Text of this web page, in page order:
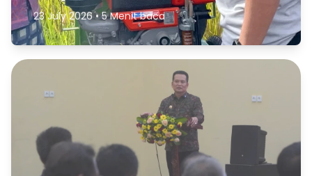
23 July 2026 • 5 Menit baca